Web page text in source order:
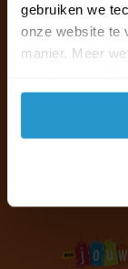
gebruiken we
onze website te
manier. Meer
accepteren.
+31 (0)13 785 62 41
Naar de